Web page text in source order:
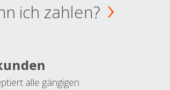
ich zahlen?
alle gängigen